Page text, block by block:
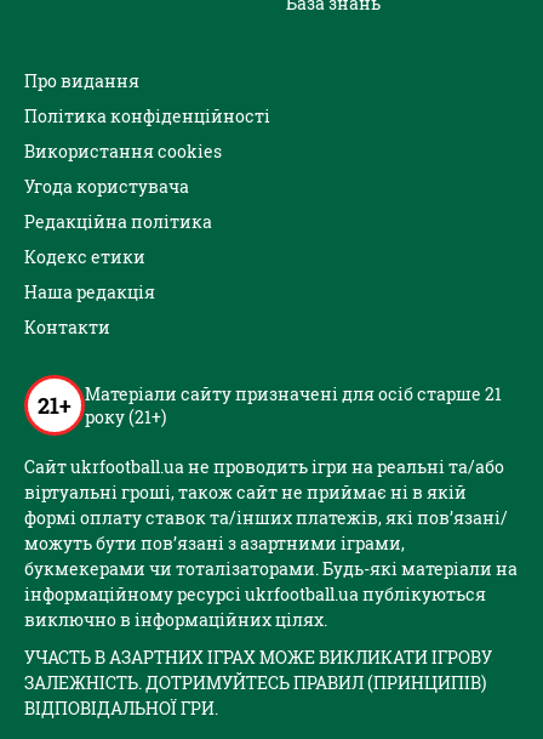
Про видання
Політика конфіденційності
Використання cookies
Угода користувача
Редакційна політика
Кодекс етики
Наша редакція
Контакти
21+ Матеріали сайту призначені для осіб старше 21
року (21+)
Сайт ukrfootball.ua не проводить ігри на реальні та/або
віртуальні гроші, також сайт не приймає ні в якій
формі оплату ставок та/інших платежів, які пов’язані/
можуть бути пов’язані з азартними іграми,
букмекерами чи тоталізаторами. Будь-які матеріали на
інформаційному ресурсі ukrfootball.ua публікуються
виключно в інформаційних цілях.
УЧАСТЬ В АЗАРТНИХ ІГРАХ МОЖЕ ВИКЛИКАТИ ІГРОВУ
ЗАЛЕЖНІСТЬ. ДОТРИМУЙТЕСЬ ПРАВИЛ (ПРИНЦИПІВ)
ВІДПОВІДАЛЬНОЇ ГРИ.